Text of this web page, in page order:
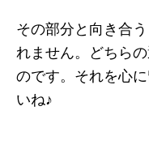
その部分と向き合
れません。どちら
のです。それを心
いね♪